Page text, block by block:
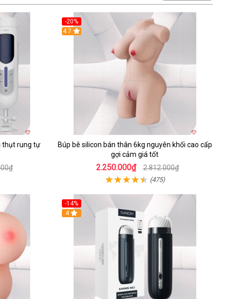
thụt rung tự
-20%
4.7
Búp bê silicon bán thân 6kg nguyên khối cao cấp
gợi cảm giá tốt
2.250.000₫ 2.812.000₫
(475)
-14%
4